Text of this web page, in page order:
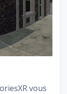
vous